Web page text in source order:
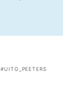
UITG_PEETERS